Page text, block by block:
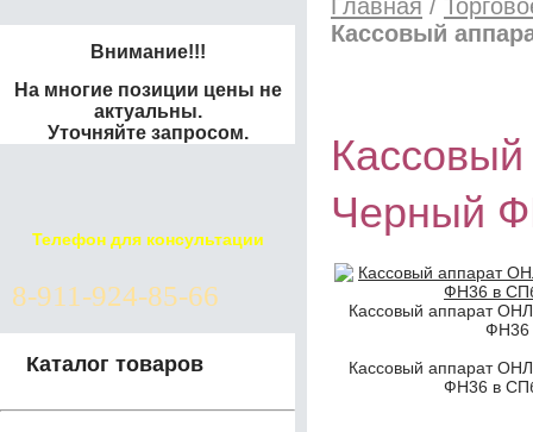
Внимание!!!
На многие позиции цены не
актуальны.
Уточняйте запросом.
Телефон для консультации
8-911-924-85-66
Каталог товаров
Главная /
Кассовый
Черный
Кассовый аппарат
ФН36
Кассовый аппарат
ФН36 в